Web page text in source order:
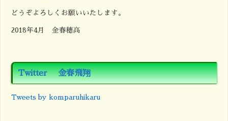
どうぞよろしくお願いいたします。
2018年4月 金春穂高
Twitter 金春飛翔
Tweets by komparuhikaru